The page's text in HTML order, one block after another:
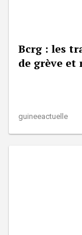
Bcrg : les
de grève et
guineeactuelle